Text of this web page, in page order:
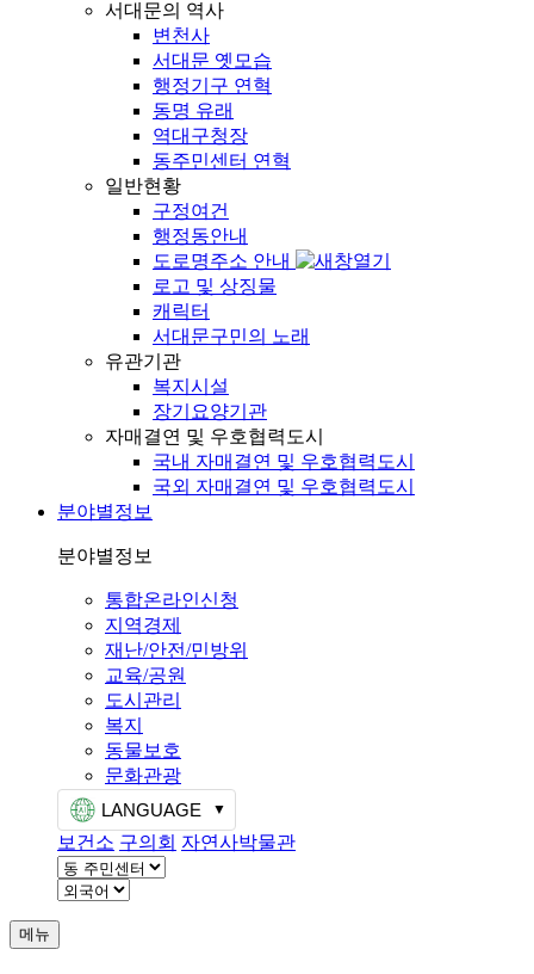
서대문의 역사
변천사
서대문 옛모습
행정기구 연혁
동명 유래
역대구청장
동주민센터 연혁
일반현황
구정여건
행정동안내
도로명주소 안내
로고 및 상징물
캐릭터
서대문구민의 노래
유관기관
복지시설
장기요양기관
자매결연 및 우호협력도시
국내 자매결연 및 우호협력도시
국외 자매결연 및 우호협력도시
분야별정보
분야별정보
통합온라인신청
지역경제
재난/안전/민방위
교육/공원
도시관리
복지
동물보호
문화관광
LANGUAGE
보건소 구의회 자연사박물관
메뉴